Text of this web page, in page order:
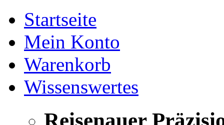
Startseite
Mein Konto
Warenkorb
Wissenswertes
Reisenauer